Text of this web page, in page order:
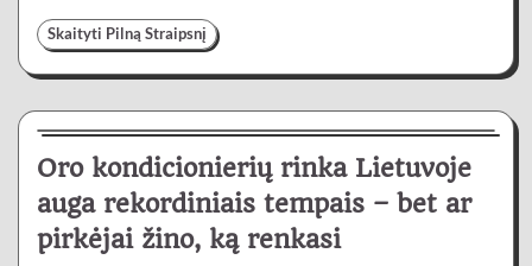
Skaityti Pilną Straipsnį
4 min
Oro kondicionierių rinka Lietuvoje
auga rekordiniais tempais – bet ar
pirkėjai žino, ką renkasi